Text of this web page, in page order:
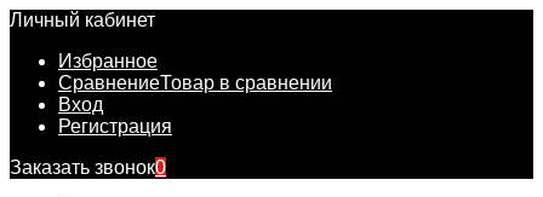
Личный кабинет
Избранное
СравнениеТовар в сравнении
Вход
Регистрация
Заказать звонок0